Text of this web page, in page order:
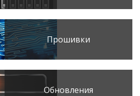
Прошивки
Обновления